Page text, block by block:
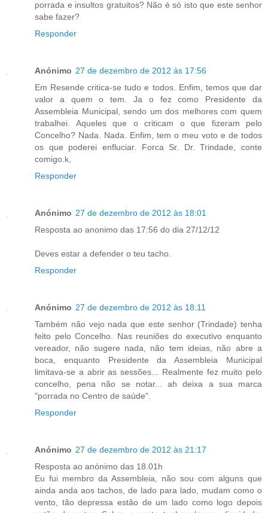
porrada e insultos gratuitos? Não é só isto que este senhor
sabe fazer?
Responder
Anónimo 27 de dezembro de 2012 às 17:56
Em Resende critica-se tudo e todos. Enfim, temos que dar
valor a quem o tem. Ja o fez como Presidente da
Assembleia Municipal, sendo um dos melhores com quem
trabalhei. Aqueles que o criticam o que fizeram pelo
Concelho? Nada. Nada. Enfim, tem o meu voto e de todos
os que poderei enfluciar. Forca Sr. Dr. Trindade, conte
comigo.k,
Responder
Anónimo 27 de dezembro de 2012 às 18:01
Resposta ao anonimo das 17:56 do dia 27/12/12
Deves estar a defender o teu tacho.
Responder
Anónimo 27 de dezembro de 2012 às 18:11
Também não vejo nada que este senhor (Trindade) tenha
feito pelo Concelho. Nas reuniões do executivo enquanto
vereador, não sugere nada, não tem ideias, não abre a
boca, enquanto Presidente da Assembleia Municipal
limitava-se a abrir as sessões... Realmente fez muito pelo
concelho, pena não se notar... ah deixa a sua marca
"porrada no Centro de saúde".
Responder
Anónimo 27 de dezembro de 2012 às 21:17
Resposta ao anónimo das 18.01h
Eu fui membro da Assembleia, não sou com alguns que
ainda anda aos tachos, de lado para lado, mudam como o
vento, tão depressa estão de um lado como logo depois